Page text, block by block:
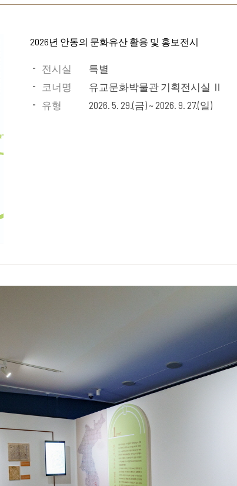
2026년 안동의 문화유산 활용 및 홍보전시
전시실
특별
코너명
유교문화박물관 기획전시실 Ⅱ
유형
2026. 5. 29.(금) ~ 2026. 9. 27.(일)